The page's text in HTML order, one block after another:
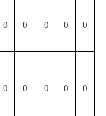
0 0 0 0 0
0 0 0 0 0